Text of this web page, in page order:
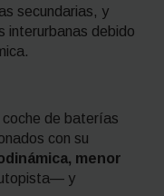
secundarias, y
interurbanas debido
coche de baterías
con su
menor
y